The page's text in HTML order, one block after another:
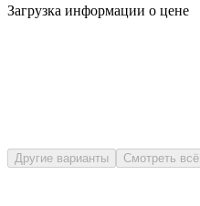
Загрузка информации о цене
Другие варианты Смотреть всё